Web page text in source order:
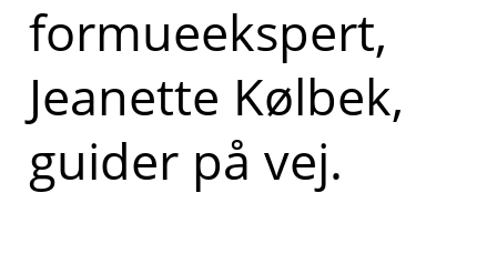
formueekspert,
Jeanette Kølbek,
guider på vej.